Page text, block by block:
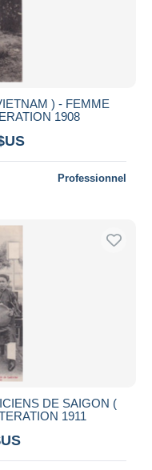
) - FEMME
1908
Professionnel
DE SAIGON (
1911